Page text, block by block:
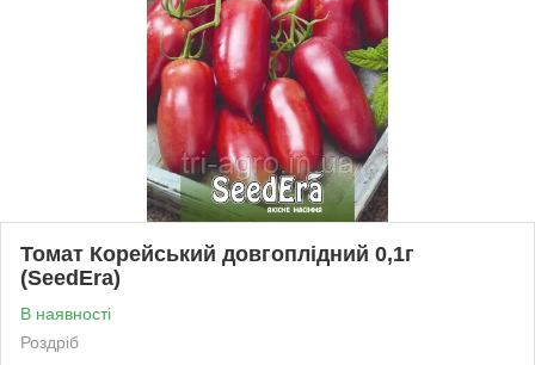
Томат Корейський довгоплiдний 0,1г
(SeedEra)
В наявності
Роздріб